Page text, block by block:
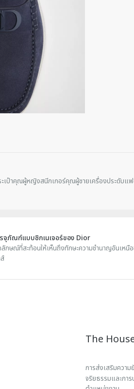
ะเป๋าคุณผู้หญิงสนีกเกอร์คุณผู้ชายเครื่องประดับ
จุภัณฑ์แบบซิกเนเจอร์ของ Dior
ลักษณ์ที่สะท้อนให้เห็นถึงทักษะความชำนาญอันเหนื
The
การส่งเสริมควา
จริยธรรมและกา